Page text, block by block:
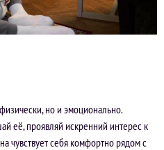
но и эмоционально.
её, проявляй искренний интерес к
чувствует себя комфортно рядом с